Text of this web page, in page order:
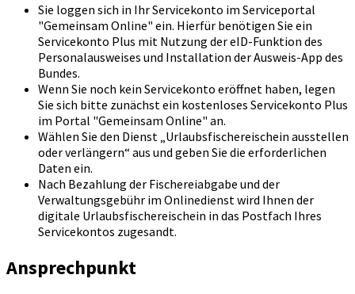
Sie loggen sich in Ihr Servicekonto im Serviceportal
"Gemeinsam Online" ein. Hierfür benötigen Sie ein
Servicekonto Plus mit Nutzung der eID-Funktion des
Personalausweises und Installation der Ausweis-App des
Bundes.
Wenn Sie noch kein Servicekonto eröffnet haben, legen
Sie sich bitte zunächst ein kostenloses Servicekonto Plus
im Portal "Gemeinsam Online" an.
Wählen Sie den Dienst „Urlaubsfischereischein ausstellen
oder verlängern“ aus und geben Sie die erforderlichen
Daten ein.
Nach Bezahlung der Fischereiabgabe und der
Verwaltungsgebühr im Onlinedienst wird Ihnen der
digitale Urlaubsfischereischein in das Postfach Ihres
Servicekontos zugesandt.
Ansprechpunkt